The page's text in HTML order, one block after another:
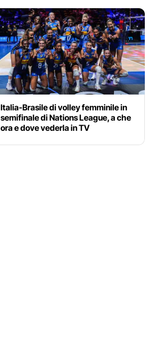
Italia-Brasile di volley femminile in
semifinale di Nations League, a che
ora e dove vederla in TV